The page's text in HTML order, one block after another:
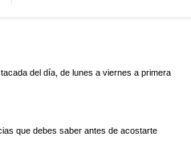
del día, de lunes a viernes a primera
que debes saber antes de acostarte